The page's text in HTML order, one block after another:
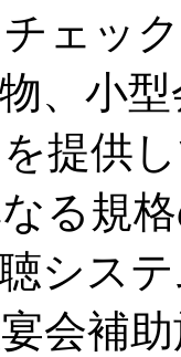
ェッ
、小
提供
る規
シス
会補